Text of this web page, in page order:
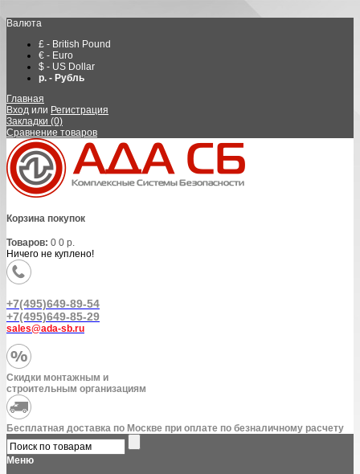
Валюта
£ - British Pound
€ - Euro
$ - US Dollar
р. - Рубль
Главная
Вход или Регистрация
Закладки (0)
Сравнение товаров
Корзина покупок
Товаров: 0 0 р.
Ничего не куплено!
+7(495)649-89-54
+7(495)649-85-29
sales@ada-sb.ru
Скидки монтажным и
строительным организациям
Бесплатная доставка по Москве при оплате по безналичному расчету
Меню